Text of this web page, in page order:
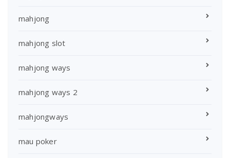
mahjong
mahjong slot
mahjong ways
mahjong ways 2
mahjongways
mau poker